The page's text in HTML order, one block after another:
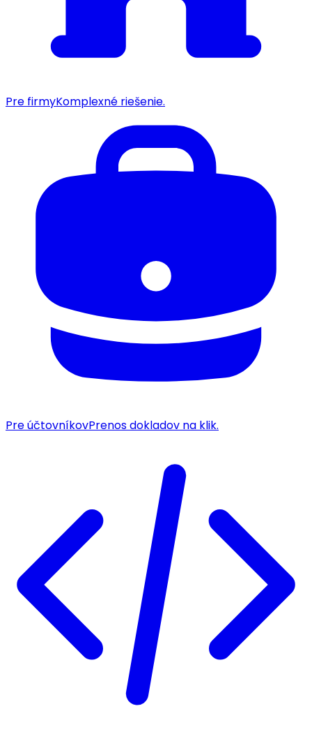
Pre firmyKomplexné riešenie.
Pre účtovníkovPrenos dokladov na klik.